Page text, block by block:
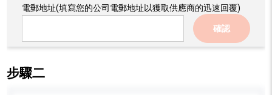
電郵地址(填寫您的公司電郵地址以獲取供應商的迅速回覆)
確認
步驟二